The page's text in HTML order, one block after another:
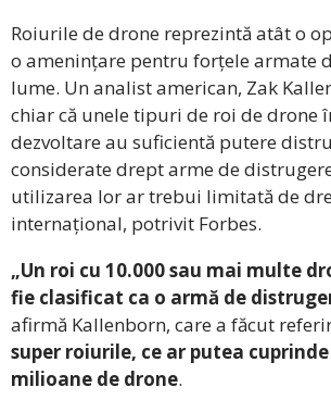
Roiurile de drone reprezintă atât o
o amenințare pentru forțele armate
lume. Un analist american, Zak
chiar că unele tipuri de roi de drone
dezvoltare au suficientă putere
considerate drept arme de
utilizarea lor ar trebui limitată de
internațional, potrivit Forbes.
„Un roi cu 10.000 sau mai multe
fie clasificat ca o armă de
afirmă Kallenborn, care a făcut
super roiurile, ce ar putea
milioane de drone.